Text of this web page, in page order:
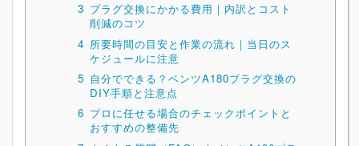
3 プラグ交換にかかる費用｜内訳とコスト
削減のコツ
4 所要時間の目安と作業の流れ｜当日のス
ケジュールに注意
5 自分でできる？ベンツA180プラグ交換の
DIY手順と注意点
6 プロに任せる場合のチェックポイントと
おすすめの整備先